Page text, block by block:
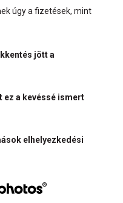
úgy a fizetések, mint
jött a
ez a kevéssé ismert
elhelyezkedési